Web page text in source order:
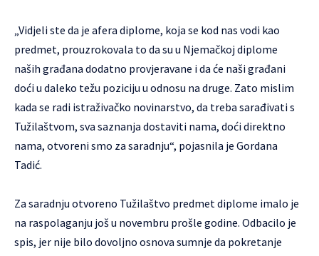
„Vidjeli ste da je afera diplome, koja se kod nas vodi kao
predmet, prouzrokovala to da su u Njemačkoj diplome
naših građana dodatno provjeravane i da će naši građani
doći u daleko težu poziciju u odnosu na druge. Zato mislim
kada se radi istraživačko novinarstvo, da treba sarađivati s
Tužilaštvom, sva saznanja dostaviti nama, doći direktno
nama, otvoreni smo za saradnju“, pojasnila je Gordana
Tadić.
Za saradnju otvoreno Tužilaštvo predmet diplome imalo je
na raspolaganju još u novembru prošle godine. Odbacilo je
spis, jer nije bilo dovoljno osnova sumnje da pokretanje